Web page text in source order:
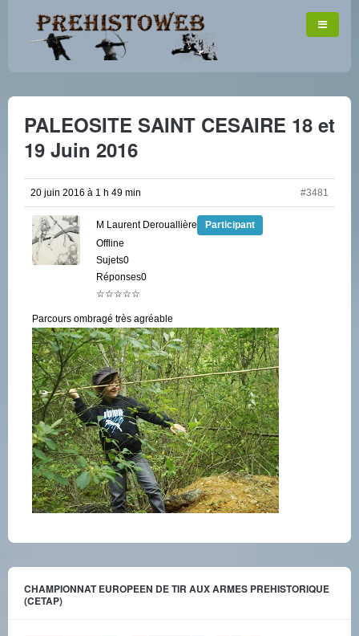
PALEOSITE SAINT CESAIRE 18 et
19 Juin 2016
20 juin 2016 à 1 h 49 min #3481
M Laurent Derouallière
Participant
Offline
Sujets0
Réponses0
☆☆☆☆☆
Parcours ombragé très agréable
CHAMPIONNAT EUROPEEN DE TIR AUX ARMES PREHISTORIQUE
(CETAP)